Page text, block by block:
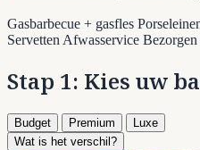
Gasbarbecue + gasfles
ServettenAfwasservice
Stap 1: Kies uw
Budget Premium
Luxe
Wat is het verschil?